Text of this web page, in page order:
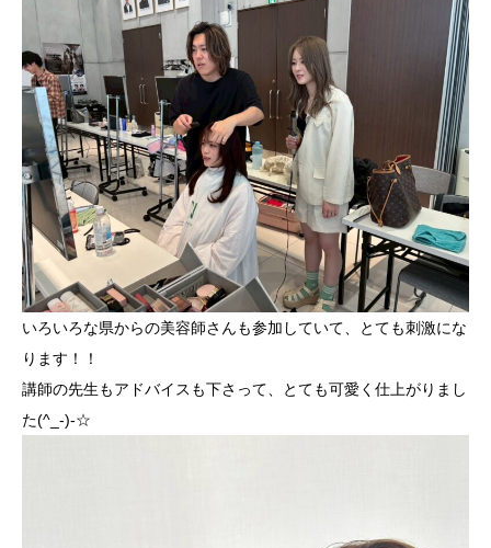
いろいろな県からの美容師さんも参加していて、とても刺激にな
ります！！
講師の先生もアドバイスも下さって、とても可愛く仕上がりまし
た(^_-)-☆